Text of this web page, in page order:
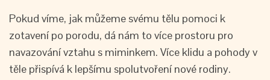
Pokud víme, jak můžeme svému tělu pomoci k
zotavení po porodu, dá nám to více prostoru pro
navazování vztahu s miminkem. Více klidu a pohody v
těle přispívá k lepšímu spolutvoření nové rodiny.